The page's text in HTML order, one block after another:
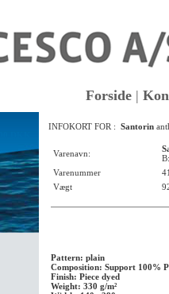
Forside |
INFOKORT FOR : Santorin
Varenavn:
Varenummer
Vægt
Pattern: plain
Composition: Support 100%
Finish: Piece dyed
Weight: 330 g/m²